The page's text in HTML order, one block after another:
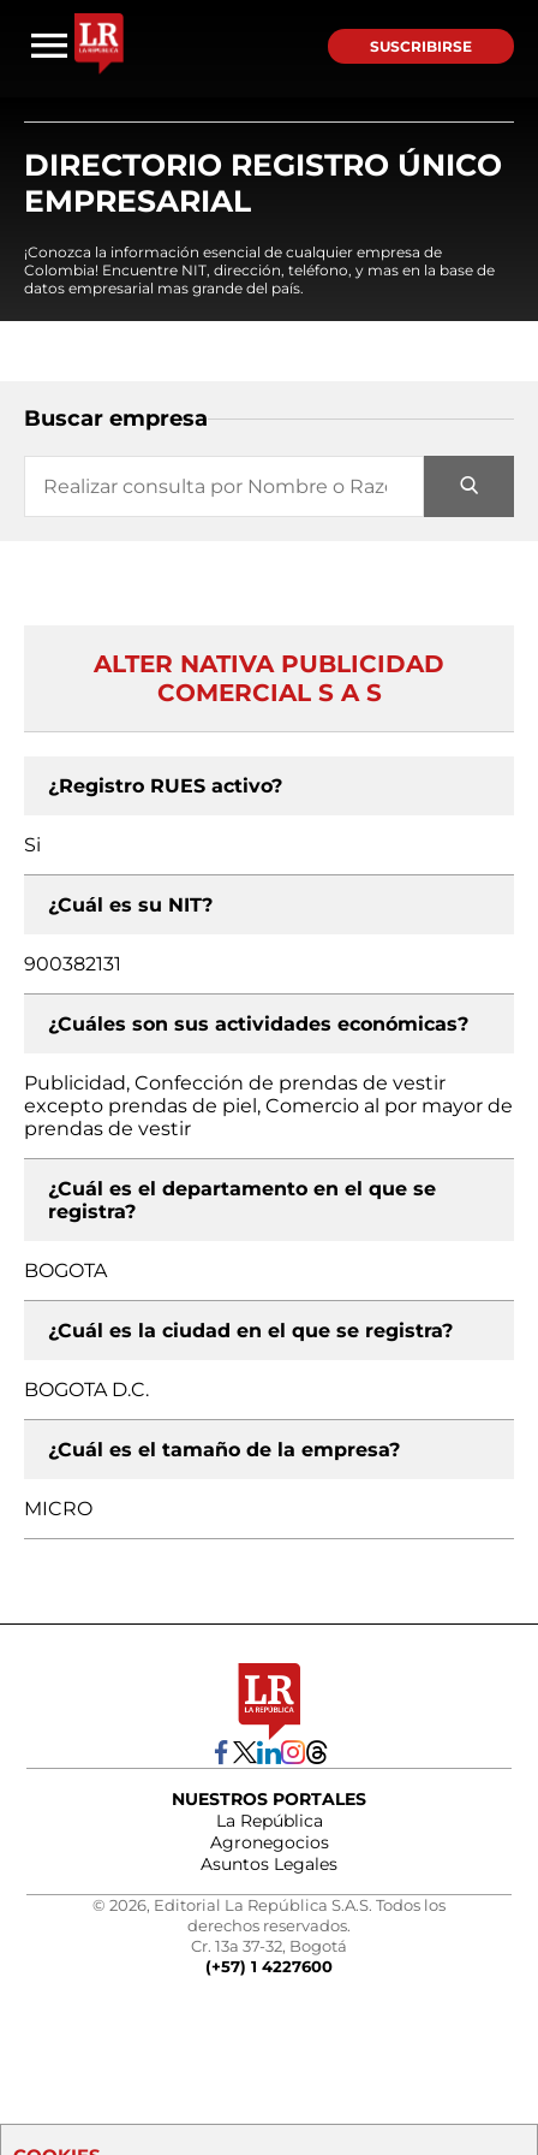
SUSCRIBIRSE
DIRECTORIO REGISTRO ÚNICO
EMPRESARIAL
¡Conozca la información esencial de cualquier empresa de
Colombia! Encuentre NIT, dirección, teléfono, y mas en la base de
datos empresarial mas grande del país.
Buscar empresa
ALTER NATIVA PUBLICIDAD
COMERCIAL S A S
¿Registro RUES activo?
Si
¿Cuál es su NIT?
900382131
¿Cuáles son sus actividades económicas?
Publicidad, Confección de prendas de vestir
excepto prendas de piel, Comercio al por mayor de
prendas de vestir
¿Cuál es el departamento en el que se
registra?
BOGOTA
¿Cuál es la ciudad en el que se registra?
BOGOTA D.C.
¿Cuál es el tamaño de la empresa?
MICRO
NUESTROS PORTALES
La República
Agronegocios
Asuntos Legales
© 2026, Editorial La República S.A.S. Todos los
derechos reservados.
Cr. 13a 37-32, Bogotá
(+57) 1 4227600